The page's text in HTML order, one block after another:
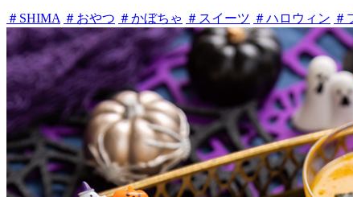
＃SHIMA ＃おやつ ＃かぼちゃ ＃スイーツ ＃ハロウィン ＃